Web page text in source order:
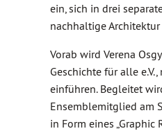
ein, sich in drei
nachhaltige
Vorab wird Verena
Geschichte für alle
einführen. Begleitet
Ensemblemitglied am
in Form eines „Graphic